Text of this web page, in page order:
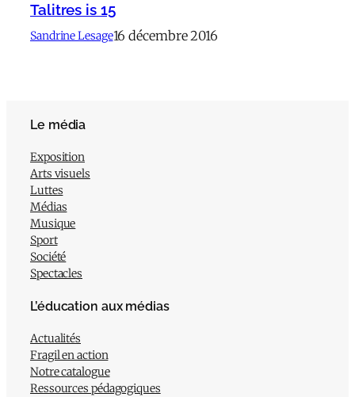
Talitres is 15
Sandrine Lesage16 décembre 2016
Le média
Exposition
Arts visuels
Luttes
Médias
Musique
Sport
Société
Spectacles
L’éducation aux médias
Actualités
Fragil en action
Notre catalogue
Ressources pédagogiques